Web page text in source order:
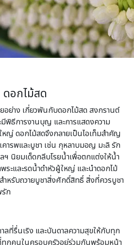
ดอกไม้สด
ย่าง เกี่ยวพันกับดอกไม้สด สงกรานต์
พิธีการงานบุญ และการแสดงความ
ญ่ ดอกไม้สดจึงกลายเป็นไอเท็มสำคัญ
คารพและบูชา เช่น กุหลาบมอญ มะลิ รัก
ฯ นิยมเด็ดกลีบโรยน้ำเพื่อตกแต่งให้น้ำ
ะและรดน้ำดำหัวผู้ใหญ่ และนำดอกไม้
ำหรับถวายบูชาสิ่งศักดิ์สิทธิ์ สิ่งที่ควรบูชา
รัก
ลที่รื่นเริง และบันดาลความสุขให้กับทุก
ทุกคนในครอบครัวอยู่ร่วมกันพร้อมหน้า